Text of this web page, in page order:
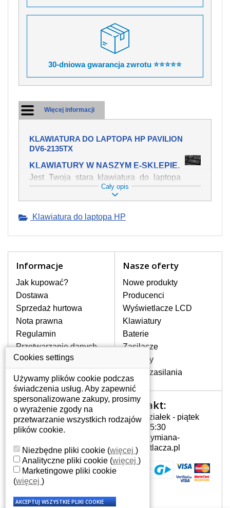
30-dniowa gwarancja zwrotu ⭐⭐⭐⭐⭐
Więcej informacji
KLAWIATURA DO LAPTOPA HP PAVILION
DV6-2135TX
KLAWIATURY W NASZYM E-SKLEPIE.
Jest Twoja stara klawiatura do laptopa
HP Pavilion dv6-2135tx mechanicznie
uszkodzona, polałeś ją płynem, który
swojej pozycji? Kup nową klawiaturę,
Oferujemy oryginalne klawiatury w
stronie internetowej ją znajdziesz za
pomocy wyszukiwarki. Wystarczy znać
model laptopa. Przy każdej klawiaturze
nie może brakować szczególowe zdjęcie
do aktualnego stanu naszego magazynu.
W JAKI SPOSÓB MOŻE SIĘ
PRZEJAWIAĆ USTERKA
Częstymi objawami są pomijanie liter
czy wyświetlanie innych liter oraz
dublowanie tych samych znaków. W
przypadku podlicia klawisze nie
powrócą do pierwotnej pozycji. Albo
też uszkodzenie mechaniczne, np.
JAK TO DZIAŁA?
Klawiatura składa się z kilku
warstw folii, z których przewodzą
przewodzące warstwy.
Cały opis
Klawiatura do laptopa HP
Informacje
Jak kupować?
Dostawa
Sprzedaż hurtowa
Nota prawna
Regulamin
Przetwarzanie danych
osobowych
Gdzie nas znajdziesz
Nasze oferty
Nowe produkty
Producenci
Wyświetlacze LCD
Klawiatury
Baterie
Zasilacze
Zawiasy
Złącza zasilania
Twoje konto
Twoje konto
Dane osobowe
Adresy
Historia zamówień
Kontakt:
Poniedziałek - piątek
7:00 - 15:30
info@wymiana-
wyswietlacza.pl
Cookies settings
Używamy plików cookie podczas
świadczenia usług. Aby zapewnić
spersonalizowane zakupy, prosimy
o wyrażenie zgody na
przetwarzanie wszystkich rodzajów
plików cookie.
Niezbędne pliki cookie (więcej )
Analityczne pliki cookie (więcej )
Marketingowe pliki cookie
(więcej )